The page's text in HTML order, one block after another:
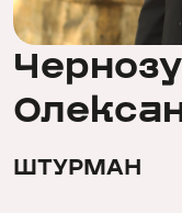
ШТУРМАН